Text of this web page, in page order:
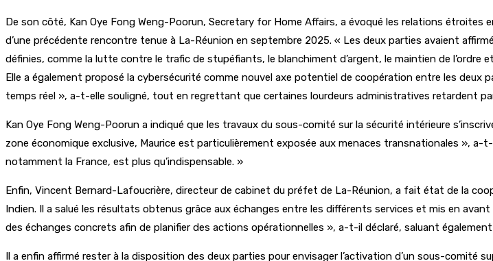
De son côté, Kan Oye Fong Weng-Poorun, Secretary for Home Affairs, a évoqué les relations
d’une précédente rencontre tenue à La-Réunion en septembre 2025. « Les deux parties avaient
définies, comme la lutte contre le trafic de stupéfiants, le blanchiment d’argent, le maintien de l’ordre
Elle a également proposé la cybersécurité comme nouvel axe potentiel de coopération entre les
temps réel », a-t-elle souligné, tout en regrettant que certaines lourdeurs administratives retardent
Kan Oye Fong Weng-Poorun a indiqué que les travaux du sous-comité sur la sécurité intérieure
zone économique exclusive, Maurice est particulièrement exposée aux menaces transnationales »,
notamment la France, est plus qu’indispensable. »
Enfin, Vincent Bernard-Lafoucrière, directeur de cabinet du préfet de La-Réunion, a fait état de la
Indien. Il a salué les résultats obtenus grâce aux échanges entre les différents services et mis en
des échanges concrets afin de planifier des actions opérationnelles », a-t-il déclaré, saluant
Il a enfin affirmé rester à la disposition des deux parties pour envisager l’activation d’un sous-comité